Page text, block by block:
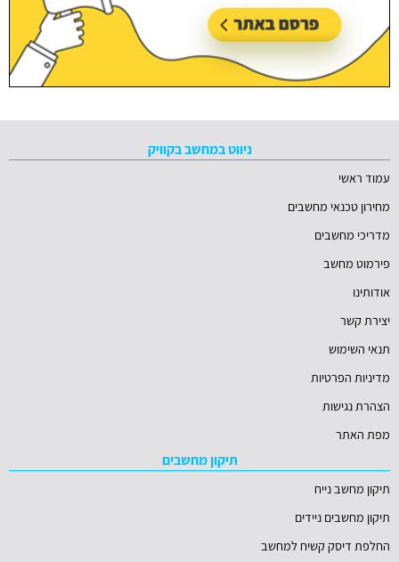
ניווט במחשב בקוויק
עמוד ראשי
מחירון טכנאי מחשבים
מדריכי מחשבים
פירמוט מחשב
אודותינו
יצירת קשר
תנאי השימוש
מדיניות הפרטיות
הצהרת נגישות
מפת האתר
תיקון מחשבים
תיקון מחשב נייח
תיקון מחשבים ניידים
החלפת דיסק קשיח למחשב